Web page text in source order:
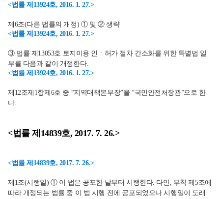
<법률 제13924호, 2016. 1. 27.>
제6조(다른 법률의 개정) ① 및 ② 생략
<법률 제13924호, 2016. 1. 27.>
③ 법률 제13053호 토지이용 인ㆍ허가 절차 간소화를 위한 특별법 일
부를 다음과 같이 개정한다.
<법률 제13924호, 2016. 1. 27.>
제12조제1항제6호 중 “지역대책본부장”을 “국민안전처장관”으로 한
다.
<법률 제14839호, 2017. 7. 26.>
<법률 제14839호, 2017. 7. 26.>
제1조(시행일) ① 이 법은 공포한 날부터 시행한다. 다만, 부칙 제5조에
따라 개정되는 법률 중 이 법 시행 전에 공포되었으나 시행일이 도래